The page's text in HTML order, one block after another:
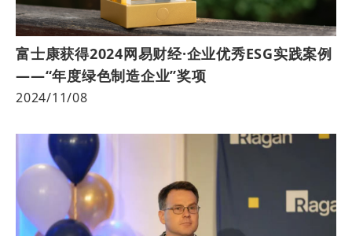
富士康获得2024网易财经·企业优秀ESG实践案例
——“年度绿色制造企业”奖项
2024/11/08